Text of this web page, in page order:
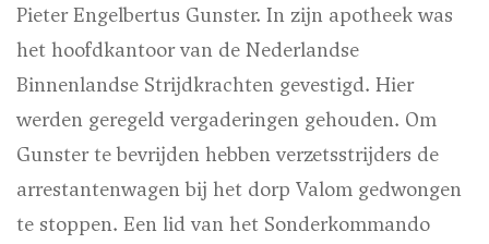
Pieter Engelbertus Gunster. In zijn apotheek was
het hoofdkantoor van de Nederlandse
Binnenlandse Strijdkrachten gevestigd. Hier
werden geregeld vergaderingen gehouden. Om
Gunster te bevrijden hebben verzetsstrijders de
arrestantenwagen bij het dorp Valom gedwongen
te stoppen. Een lid van het Sonderkommando